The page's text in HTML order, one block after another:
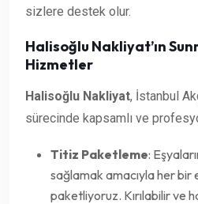
sizlere destek olur.
Halisoğlu Nakliyat’ın
Hizmetler
Halisoğlu Nakliyat, İstanbul
sürecinde kapsamlı ve
Titiz Paketleme:
sağlamak amacıyla her bir
paketliyoruz. Kırılabilir ve